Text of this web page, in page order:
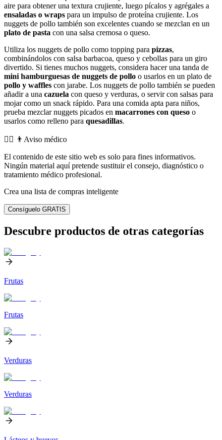
aire para obtener una textura crujiente, luego pícalos y agrégales a
ensaladas o wraps para un impulso de proteína crujiente. Los
nuggets de pollo también son excelentes cuando se mezclan en un
plato de pasta con una salsa cremosa o queso.
Utiliza los nuggets de pollo como topping para pizzas,
combinándolos con salsa barbacoa, queso y cebollas para un giro
divertido. Si tienes muchos nuggets, considera hacer una tanda de
mini hamburguesas de nuggets de pollo o usarlos en un plato de
pollo y waffles con jarabe. Los nuggets de pollo también se pueden
añadir a una cazuela con queso y verduras, o servir con salsas para
mojar como un snack rápido. Para una comida apta para niños,
prueba mezclar nuggets picados en macarrones con queso o
usarlos como relleno para quesadillas.
👨‍⚕️️ 👨Aviso médico
El contenido de este sitio web es solo para fines informativos.
Ningún material aquí pretende sustituir el consejo, diagnóstico o
tratamiento médico profesional.
Crea una lista de compras inteligente
Consíguelo GRATIS
Descubre productos de otras categorías
Frutas
Frutas
Verduras
Verduras